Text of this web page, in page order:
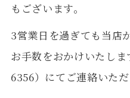
もございます。
3営業日を過ぎても当店
お手数をおかけいたし
6356）にてご連絡いただ